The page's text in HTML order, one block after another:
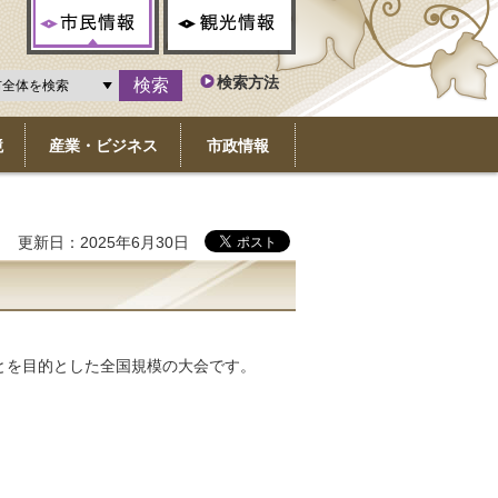
検索方法
産業・ビジネス 市政情報
更新日：2025年6月30日
目的とした全国規模の大会です。